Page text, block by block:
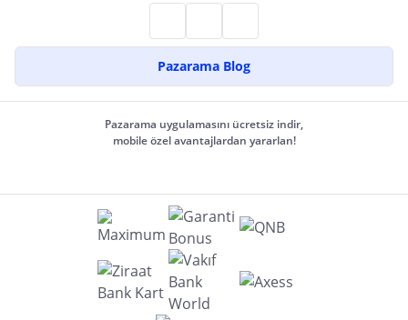
Pazarama Blog
Pazarama uygulamasını ücretsiz indir,
mobile özel avantajlardan yararlan!